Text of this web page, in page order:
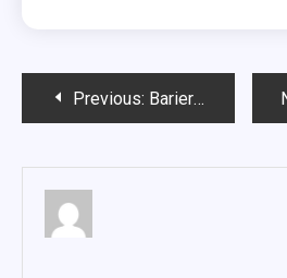
Nawigacja
Previous: Bariera mikrofalowa